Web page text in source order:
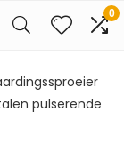
0
pulserende